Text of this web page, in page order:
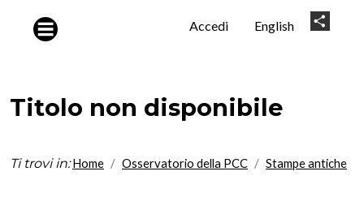
User
Accedi English
Titolo non disponibile
Ti trovi in: Home Osservatorio della PCC Stampe antiche